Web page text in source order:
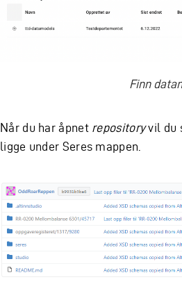
Finn
Når du har åpnet repositoryvil du
ligge under Seres mappen.